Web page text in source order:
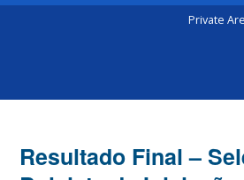
Private
Resultado Final –